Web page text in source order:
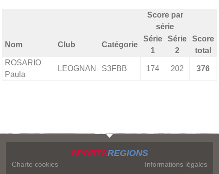
Score par
série
Nom Club Catégorie
Série
1
Série
2
Score
total
ROSARIO
Paula
LEOGNAN S3FBB 174 202 376
SPORTSREGIONS
Charte cookies Informations légales